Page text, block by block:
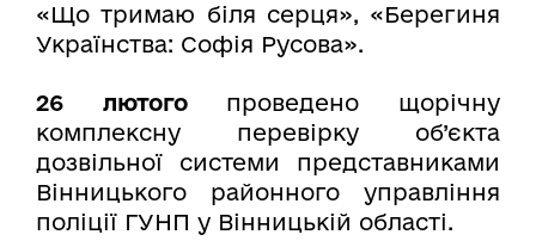
«Що тримаю біля серця», «Берегиня
Українства: Софія Русова».
26 лютогопроведено щорічну
комплексну перевірку об’єкта
дозвільної системи представниками
Вінницького районного управління
поліції ГУНП у Вінницькій області.